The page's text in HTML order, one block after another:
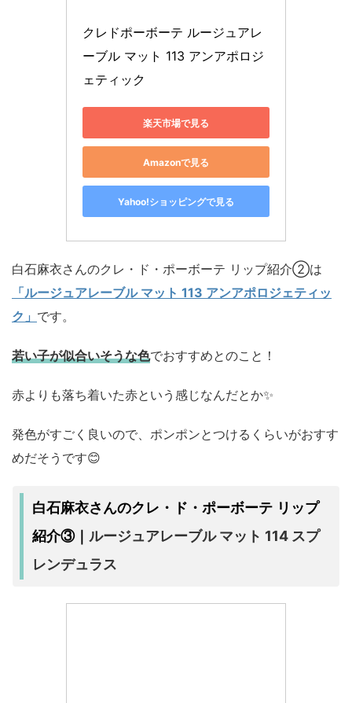
クレドポーボーテ ルージュアレ
ーブル マット 113 アンアポロジ
ェティック
楽天市場で見る
Amazonで見る
Yahoo!ショッピングで見る
白石麻衣さんのクレ・ド・ポーボーテ リップ紹介②は
「ルージュアレーブル マット 113 アンアポロジェティッ
ク」 です。
若い子が似合いそうな色でおすすめとのこと！
赤よりも落ち着いた赤という感じなんだとか✨
発色がすごく良いので、ポンポンとつけるくらいがおすす
めだそうです😊
白石麻衣さんのクレ・ド・ポーボーテ リップ
紹介③｜ルージュアレーブル マット 114 スプ
レンデュラス